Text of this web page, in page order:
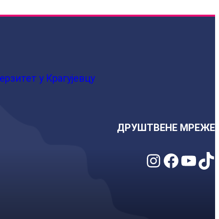
у Крагујевцу
ДРУШТВЕНЕ МРЕЖЕ
Instagram Facebook YouTube TikTok